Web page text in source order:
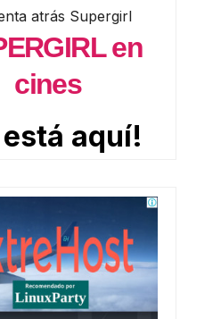
en
cines
está aquí!